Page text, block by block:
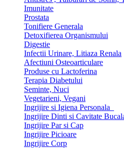
Imunitate
Prostata
Tonifiere Generala
Detoxifierea Organismului
Digestie
Infectii Urinare, Litiaza Renala
Afectiuni Osteoarticulare
Produse cu Lactoferina
Terapia Diabetului
Seminte, Nuci
Vegetarieni, Vegani
Ingrijire si Igiena Personala
Ingrijire Dinti si Cavitate
Ingrijire Par si Cap
Ingrijire Picioare
Ingrijire Corp